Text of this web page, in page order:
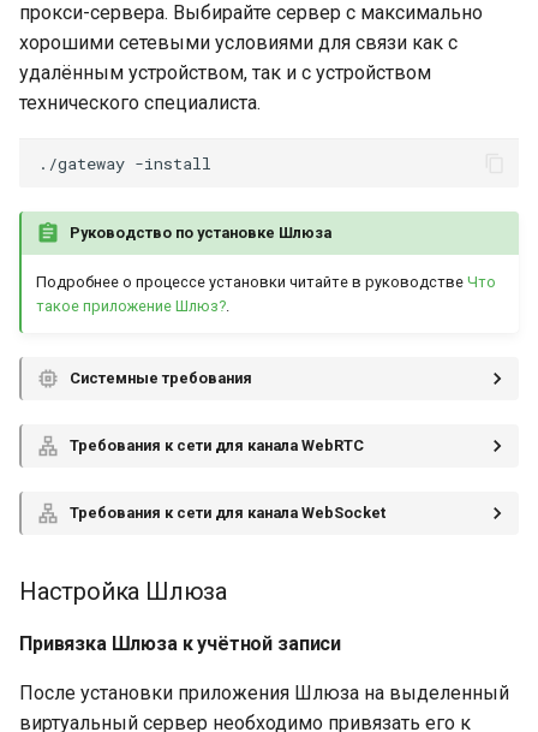
прокси-сервера. Выбирайте сервер с максимально
хорошими сетевыми условиями для связи как с
удалённым устройством, так и с устройством
технического специалиста.
./gateway
Руководство по установке Шлюза
Подробнее о процессе установки читайте в руководстве Что
такое приложение Шлюз?.
Системные требования
Требования к сети для канала WebRTC
Требования к сети для канала WebSocket
Настройка Шлюза
Привязка Шлюза к учётной записи
После установки приложения Шлюза на выделенный
виртуальный сервер необходимо привязать его к